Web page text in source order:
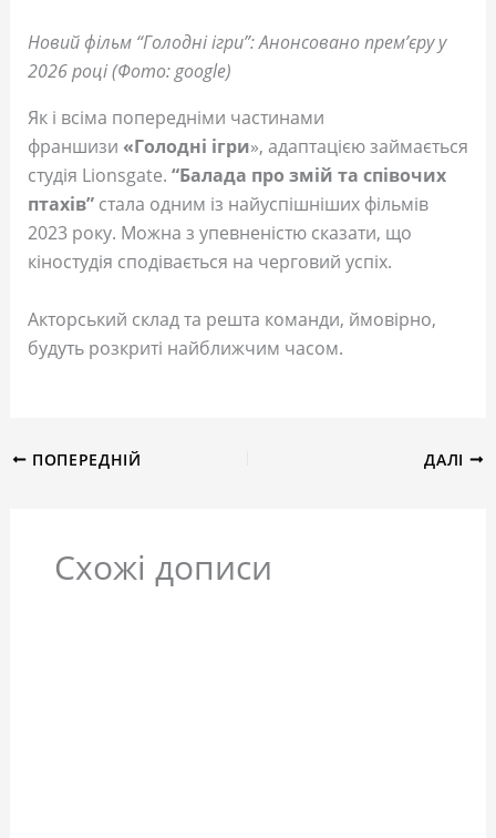
Новий фільм “Голодні ігри”: Анонсовано прем’єру у
2026 році (Фото: google)
Як і всіма попередніми частинами
франшизи «Голодні ігри», адаптацією займається
студія Lionsgate. “Балада про змій та співочих
птахів”стала одним із найуспішніших фільмів
2023 року. Можна з упевненістю сказати, що
кіностудія сподівається на черговий успіх.
Акторський склад та решта команди, ймовірно,
будуть розкриті найближчим часом.
ПОПЕРЕДНІЙ ДАЛІ
Схожі дописи